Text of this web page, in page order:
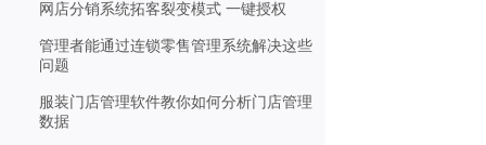
网店分销系统拓客裂变模式 一键授权
管理者能通过连锁零售管理系统解决这些
问题
服装门店管理软件教你如何分析门店管理
数据